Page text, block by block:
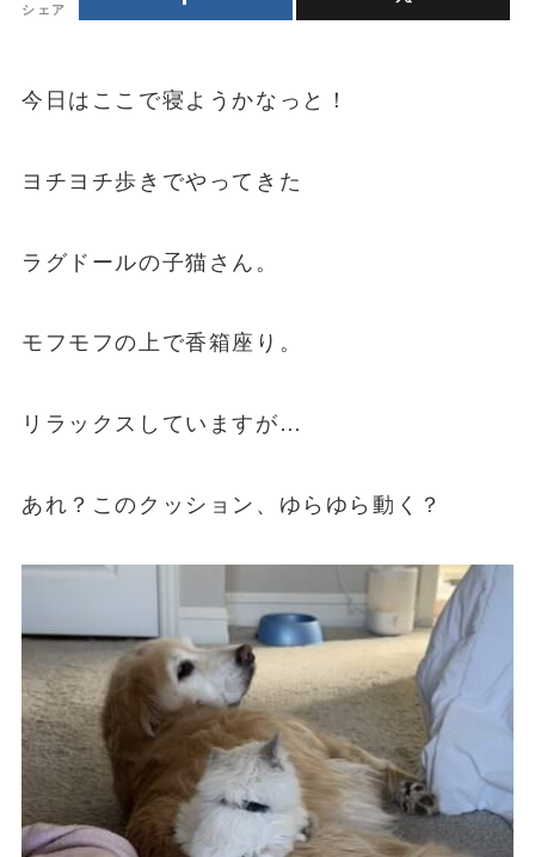
シェア
今日はここで寝ようかなっと！
ヨチヨチ歩きでやってきた
ラグドールの子猫さん。
モフモフの上で香箱座り。
リラックスしていますが…
あれ？このクッション、ゆらゆら動く？